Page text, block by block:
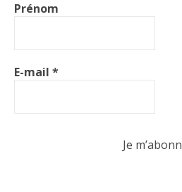
Prénom
E-mail *